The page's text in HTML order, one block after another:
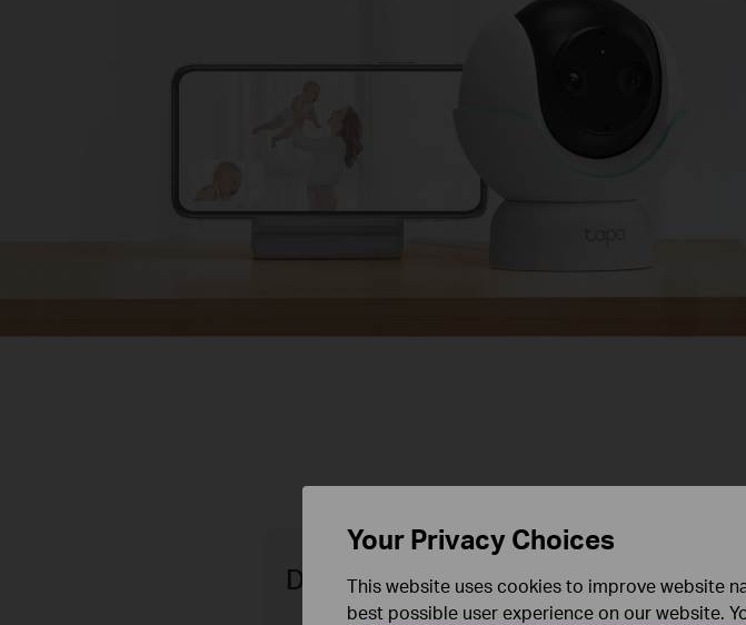
Double objectif 2K 4MP et 1080p
Your Privacy Choices
This website uses cookies to improve website
best possible user experience on our website.